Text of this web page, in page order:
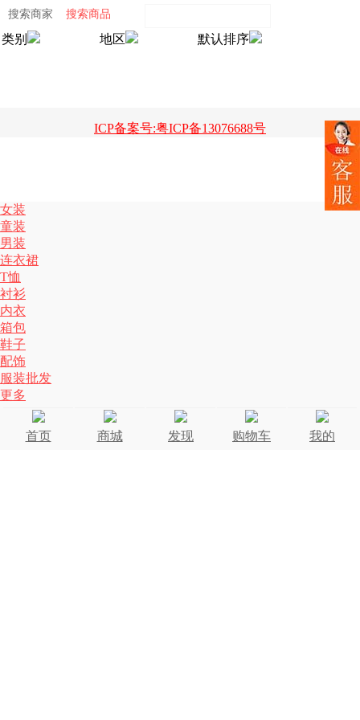
搜索商家 搜索商品
类别 地区 默认排序
ICP备案号:粤ICP备13076688号
女装
童装
男装
连衣裙
T恤
衬衫
内衣
箱包
鞋子
配饰
服装批发
更多
首页 商城 发现 购物车 我的